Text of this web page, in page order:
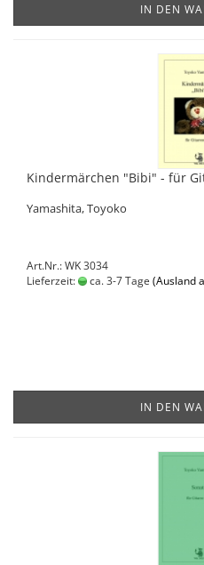
IN DEN
Kindermärchen "Bibi" - für
Yamashita, Toyoko
Art.Nr.: WK 3034
Lieferzeit:
ca. 3-7 Tage (Ausland
IN DEN